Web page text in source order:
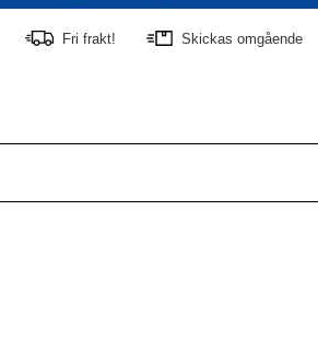
Fri frakt! Skickas omgående